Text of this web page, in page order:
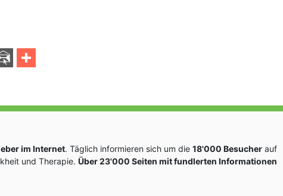
im Internet. Täglich informieren sich um die 18'000 Besucher auf
und Therapie. Über 23'000 Seiten mit fundlerten Informationen